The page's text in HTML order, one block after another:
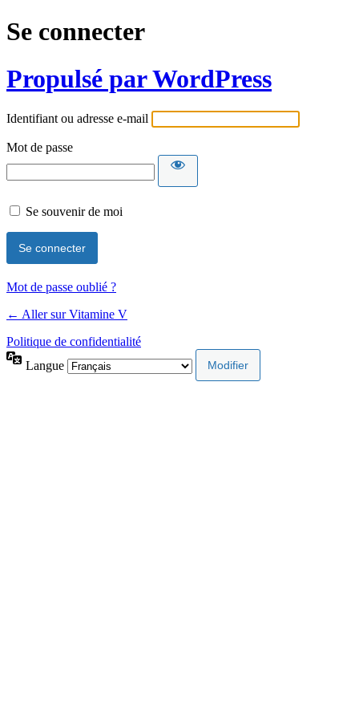
Se connecter
Propulsé par WordPress
Identifiant ou adresse e-mail
Mot de passe
Se souvenir de moi
Mot de passe oublié ?
← Aller sur Vitamine V
Politique de confidentialité
Langue